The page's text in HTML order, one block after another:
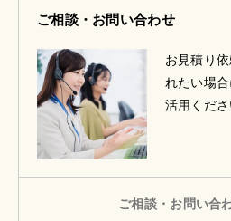
ご相談・お問い合わせ
お見積り
れたい場
活用くださ
ご相談・お問い合